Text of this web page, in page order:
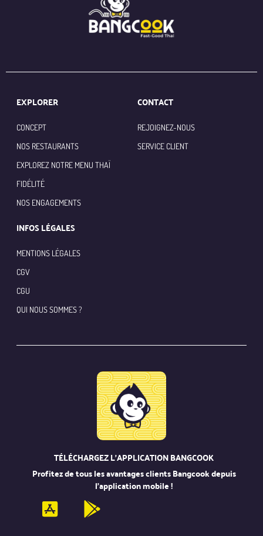
EXPLORER
CONCEPT
NOS RESTAURANTS
EXPLOREZ NOTRE MENU THAÏ
FIDÉLITÉ
NOS ENGAGEMENTS
CONTACT
REJOIGNEZ-NOUS
SERVICE CLIENT
INFOS LÉGALES
MENTIONS LÉGALES
CGV
CGU
QUI NOUS SOMMES ?
TÉLÉCHARGEZ L’APPLICATION BANGCOOK
Profitez de tous les avantages clients Bangcook depuis
l’application mobile !